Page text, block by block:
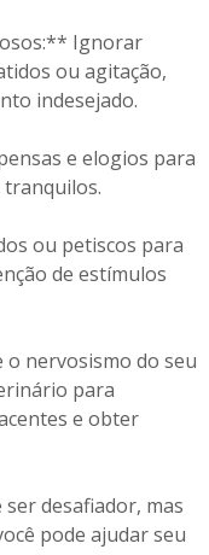
Ignorar
ou agitação,
indesejado.
e elogios para
ou petiscos para
de estímulos
nervosismo do seu
para
e obter
desafiador, mas
pode ajudar seu